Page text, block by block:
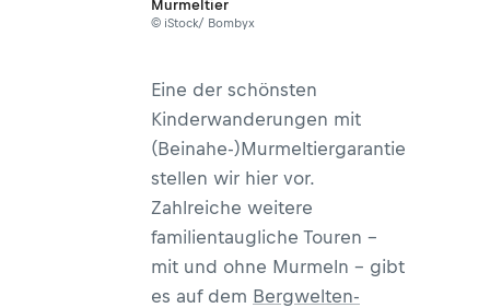
Murmeltier
© iStock/ Bombyx
Eine der schönsten
Kinderwanderungen mit
(Beinahe-)Murmeltiergarantie
stellen wir hier vor.
Zahlreiche weitere
familientaugliche Touren –
mit und ohne Murmeln – gibt
es auf dem Bergwelten-